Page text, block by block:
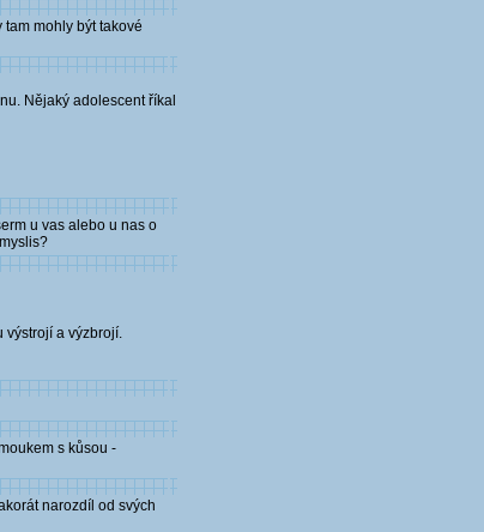
mohly být takové
Nějaký adolescent říkal
u vas alebo u nas o
výstrojí a výzbrojí.
s kůsou -
narozdíl od svých